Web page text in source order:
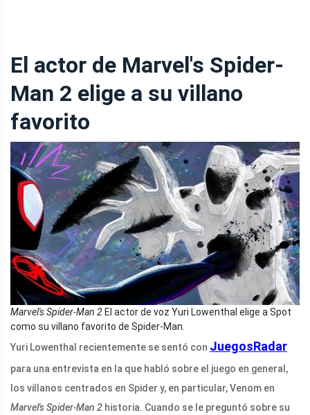
El actor de Marvel's Spider-
Man 2 elige a su villano
favorito
Marvel's Spider-Man 2El actor de voz Yuri Lowenthal elige a Spot
como su villano favorito de Spider-Man.
Yuri Lowenthal recientemente se sentó con JuegosRadar
para una entrevista en la que habló sobre el juego en general,
los villanos centrados en Spider y, en particular, Venom en
Marvel's Spider-Man 2 historia. Cuando se le preguntó sobre su